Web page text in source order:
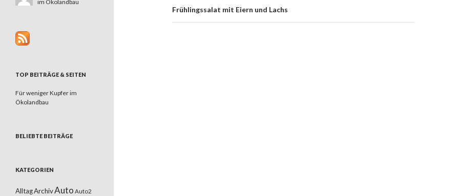
Frühlingssalat mit Eiern und Lachs
im Ökolandbau
TOP BEITRÄGE & SEITEN
Für weniger Kupfer im
Ökolandbau
BELIEBTE BEITRÄGE
KATEGORIEN
AlltagArchivAuto Auto2